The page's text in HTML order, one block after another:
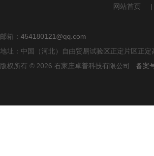
网站首页 |
邮箱： 454180121@qq.com
地址：中国（河北）自由贸易试验区正定片区正
版权所有 © 2026 石家庄卓普科技有限公司 备案